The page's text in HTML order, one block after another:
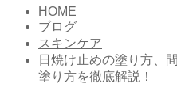
HOME
ブログ
スキンケア
日焼け止めの塗り方、
塗り方を徹底解説！